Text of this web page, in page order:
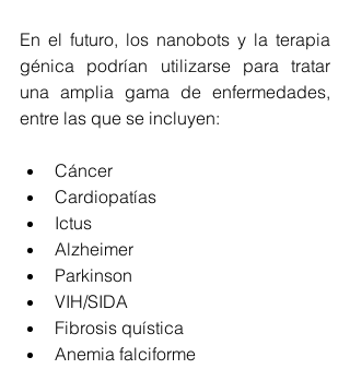
En el futuro, los nanobots y la terapia
génica podrían utilizarse para tratar
una amplia gama de enfermedades,
entre las que se incluyen:
Cáncer
Cardiopatías
Ictus
Alzheimer
Parkinson
VIH/SIDA
Fibrosis quística
Anemia falciforme